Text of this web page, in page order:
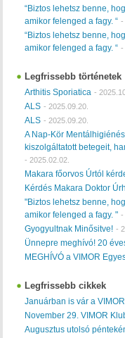
“Biztos lehetsz benne,
amikor felenged a fagy. “
“Biztos lehetsz benne,
amikor felenged a fagy. “
Legfrissebb történetek
Arthitis Sporiatica -
ALS - 2025.09.20.
ALS - 2025.09.20.
A Nap-Kör
kiszolgáltatott betegeit,
- 2025.02.02.
Makara főorvos Úrtól
Kérdés Makara Doktor
"Biztos lehetsz benne,
amikor felenged a fagy. " -
Gyogyultnak Minősitve! -
Ünnepre meghívó! 20
MEGHÍVÓ a VIMOR
Legfrissebb cikkek
Januárban is vár a
November 29. VIMOR
Augusztus utolsó